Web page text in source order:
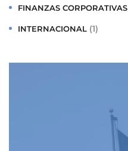
FINANZAS CORPORATIVAS
INTERNACIONAL (1)